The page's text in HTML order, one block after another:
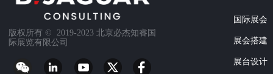
版权所有 ©  2019-2023 北京必杰知睿国
际展览有限公司
国际展会
展会搭建
展台设计